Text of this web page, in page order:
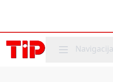
Mobile menu
Navigacija